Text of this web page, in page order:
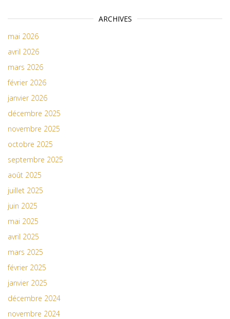
ARCHIVES
mai 2026
avril 2026
mars 2026
février 2026
janvier 2026
décembre 2025
novembre 2025
octobre 2025
septembre 2025
août 2025
juillet 2025
juin 2025
mai 2025
avril 2025
mars 2025
février 2025
janvier 2025
décembre 2024
novembre 2024